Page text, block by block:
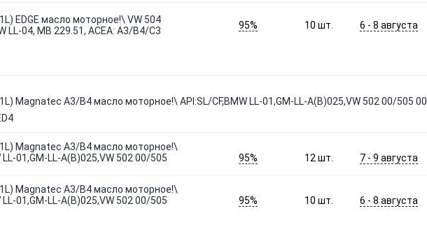
EDGE масло моторное!\ VW 504
LL-04, MB 229.51, ACEA: A3/B4/C3
95% 10шт. 6 - 8 августа
Magnatec A3/B4 масло моторное!\ API:SL/CF,BMW LL-01,GM-LL-A(B)025,VW 502 00/505 00
Magnatec A3/B4 масло моторное!\
LL-01,GM-LL-A(B)025,VW 502 00/505
95% 12шт. 7 - 9 августа
Magnatec A3/B4 масло моторное!\
LL-01,GM-LL-A(B)025,VW 502 00/505
95% 10шт. 6 - 8 августа